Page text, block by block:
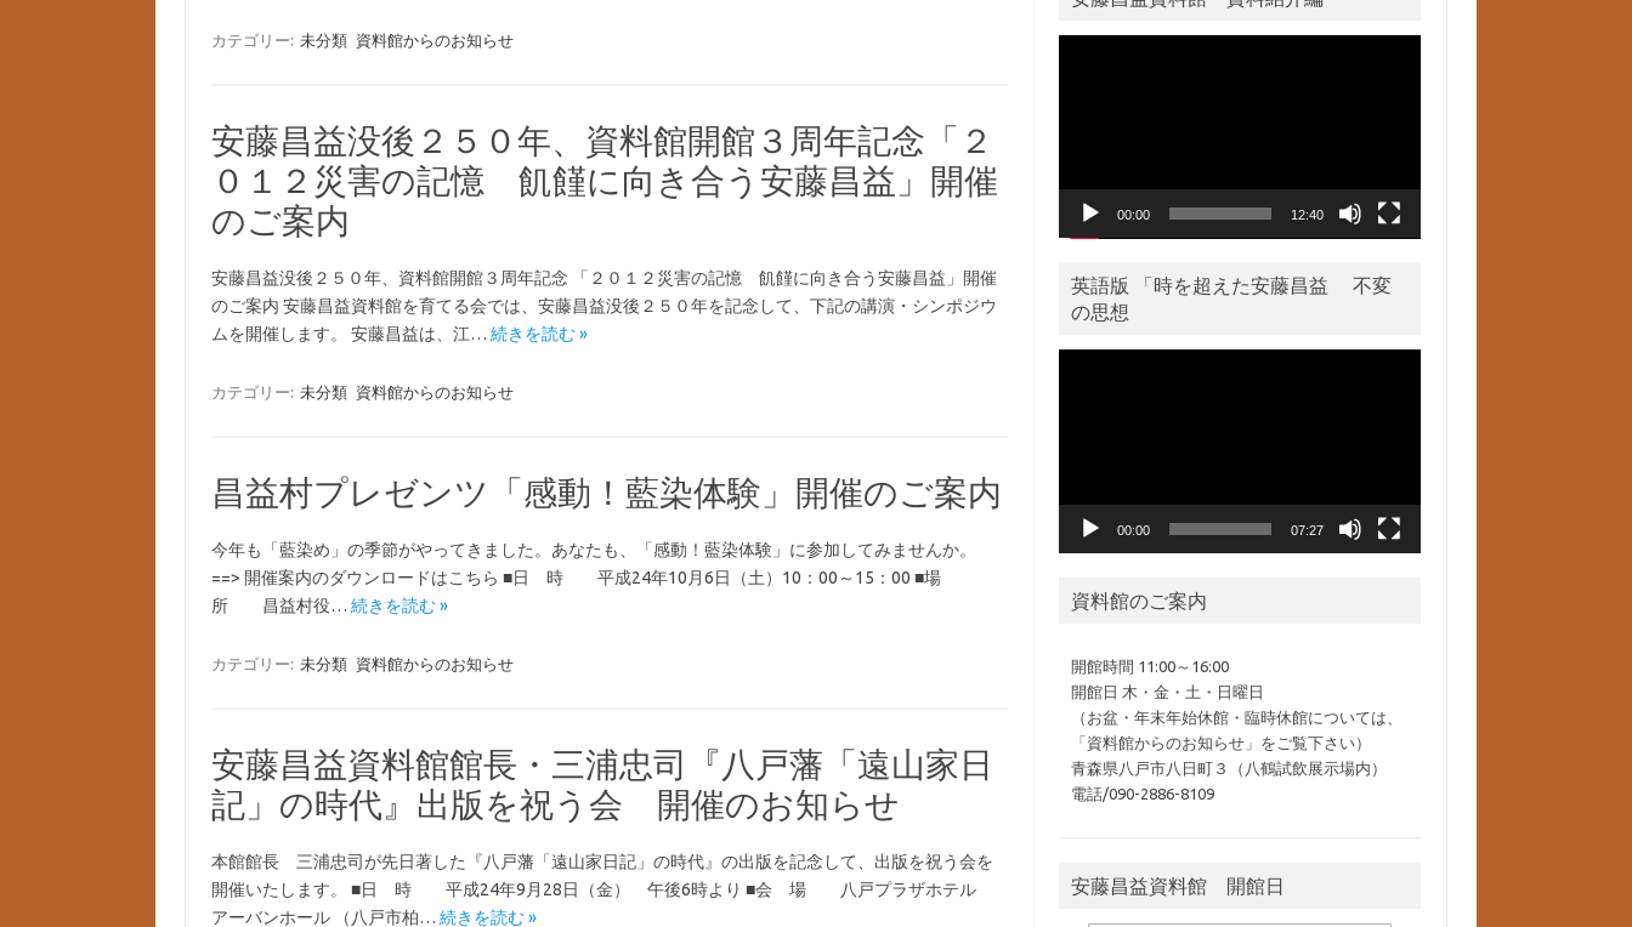
カテゴリー: 未分類 資料館からのお知らせ
安藤昌益没後２５０年、資料館開館３周年記念「２
０１２災害の記憶 飢饉に向き合う安藤昌益」開催
のご案内
安藤昌益没後２５０年、資料館開館３周年記念 「２０１２災害の記憶 飢饉に向き合う安藤昌益」開催
のご案内 安藤昌益資料館を育てる会では、安藤昌益没後２５０年を記念して、下記の講演・シンポジウ
ムを開催します。 安藤昌益は、江… 続きを読む »
カテゴリー: 未分類 資料館からのお知らせ
昌益村プレゼンツ「感動！藍染体験」開催のご案内
今年も「藍染め」の季節がやってきました。あなたも、「感動！藍染体験」に参加してみませんか。
==> 開催案内のダウンロードはこちら ■日 時 平成24年10月6日（土）10：00～15：00 ■場
所 昌益村役… 続きを読む »
カテゴリー: 未分類 資料館からのお知らせ
安藤昌益資料館館長・三浦忠司『八戸藩「遠山家日
記」の時代』出版を祝う会 開催のお知らせ
本館館長 三浦忠司が先日著した『八戸藩「遠山家日記」の時代』の出版を記念して、出版を祝う会を
開催いたします。 ■日 時 平成24年9月28日（金） 午後6時より ■会 場 八戸プラザホテル
アーバンホール （八戸市柏… 続きを読む »
00:00 12:40
英語版 「時を超えた安藤昌益 不変
の思想
00:00 07:27
資料館のご案内
開館時間 11:00～16:00
開館日 木・金・土・日曜日
（お盆・年末年始休館・臨時休館については、
「資料館からのお知らせ」をご覧下さい）
青森県八戸市八日町３（八鶴試飲展示場内）
電話/090-2886-8109
安藤昌益資料館 開館日